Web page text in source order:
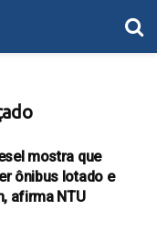
mostra que
ônibus lotado e
afirma NTU